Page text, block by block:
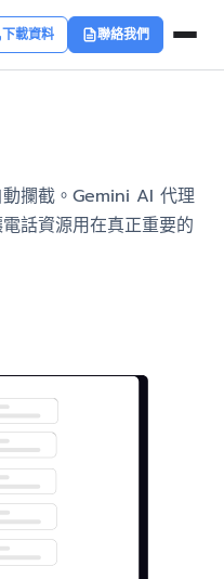
下載資料 聯絡我們
攔截。Gemini AI 代理
話資源用在真正重要的